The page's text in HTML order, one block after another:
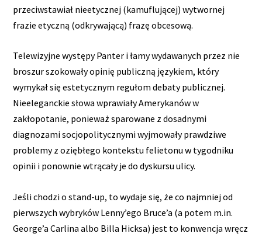
przeciwstawiał nieetycznej (kamuflującej) wytwornej
frazie etyczną (odkrywającą) frazę obcesową.
Telewizyjne występy Panter i łamy wydawanych przez nie
broszur szokowały opinię publiczną językiem, który
wymykał się estetycznym regułom debaty publicznej.
Nieeleganckie słowa wprawiały Amerykanów w
zakłopotanie, ponieważ sparowane z dosadnymi
diagnozami socjopolitycznymi wyjmowały prawdziwe
problemy z oziębłego kontekstu felietonu w tygodniku
opinii i ponownie wtrącały je do dyskursu ulicy.
Jeśli chodzi o stand-up, to wydaje się, że co najmniej od
pierwszych wybryków Lenny’ego Bruce’a (a potem m.in.
George’a Carlina albo Billa Hicksa) jest to konwencja wręcz